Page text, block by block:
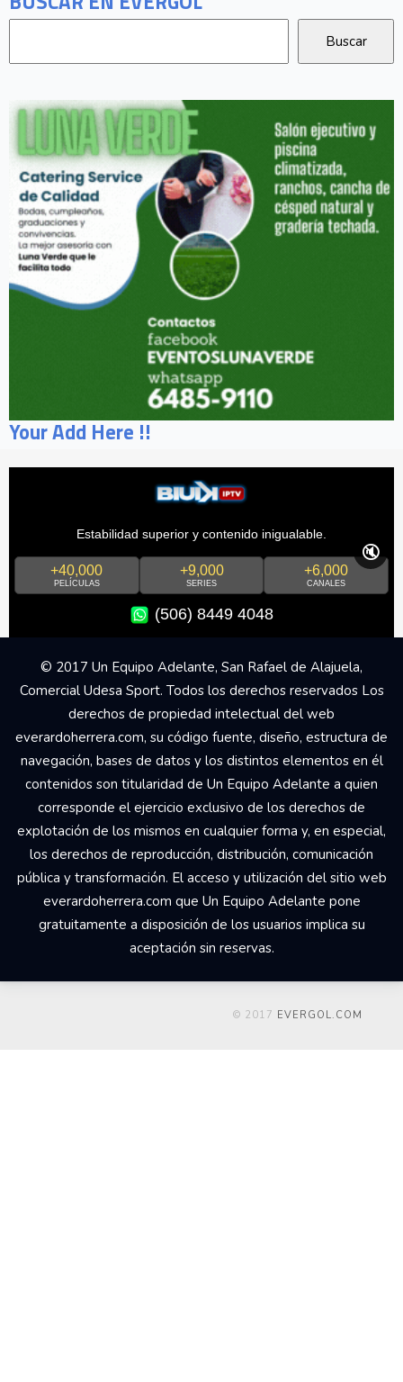
Your Add Here !!
Estabilidad superior y contenido inigualable.
+40,000
PELÍCULAS
+9,000
SERIES
+6,000
CANALES
(506) 8449 4048
🔇
© 2017 Un Equipo Adelante, San Rafael de Alajuela,
Comercial Udesa Sport. Todos los derechos reservados Los
derechos de propiedad intelectual del web
everardoherrera.com, su código fuente, diseño, estructura de
navegación, bases de datos y los distintos elementos en él
contenidos son titularidad de Un Equipo Adelante a quien
corresponde el ejercicio exclusivo de los derechos de
explotación de los mismos en cualquier forma y, en especial,
los derechos de reproducción, distribución, comunicación
pública y transformación. El acceso y utilización del sitio web
everardoherrera.com que Un Equipo Adelante pone
gratuitamente a disposición de los usuarios implica su
aceptación sin reservas.
© 2017 EVERGOL.COM